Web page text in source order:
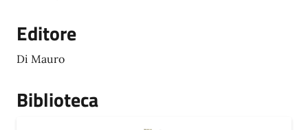
Editore
Di Mauro
Biblioteca